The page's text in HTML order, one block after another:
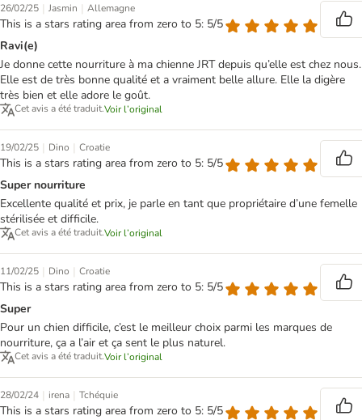
26/02/25 | Jasmin | Allemagne
This is a stars rating area from zero to 5: 5/5
Ravi(e)
Je donne cette nourriture à ma chienne JRT depuis qu’elle est chez nous.
Elle est de très bonne qualité et a vraiment belle allure. Elle la digère
très bien et elle adore le goût.
Cet avis a été traduit.Voir l’original
19/02/25 | Dino | Croatie
This is a stars rating area from zero to 5: 5/5
Super nourriture
Excellente qualité et prix, je parle en tant que propriétaire d’une femelle
stérilisée et difficile.
Cet avis a été traduit.Voir l’original
11/02/25 | Dino | Croatie
This is a stars rating area from zero to 5: 5/5
Super
Pour un chien difficile, c’est le meilleur choix parmi les marques de
nourriture, ça a l’air et ça sent le plus naturel.
Cet avis a été traduit.Voir l’original
28/02/24 | irena | Tchéquie
This is a stars rating area from zero to 5: 5/5